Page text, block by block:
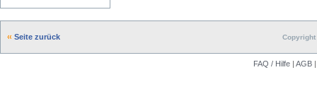
Seite zurück
FAQ / Hilfe | AGB